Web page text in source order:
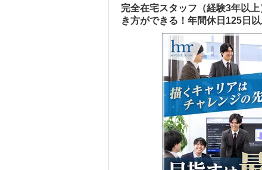
＜成長中の税理士法人＞
・全国14拠点で事業展開
・従業員240名以上に拡大
・会計・税務・財務・労務まで対応
・専門家が在籍しワンストップ支援
＜学びを後押し＞
・書籍購入費／研修費は全額会社負担
・隔月で税法・実務の学習会あり
・資格取得を目指す社員が多数
＜募集の背景＞
・事業拡大に伴う増員募集
・組織力強化に向けた採用
・将来の中核人材を募集
完全在宅スタッフ（経験3年以
き方ができる！年間休日125日